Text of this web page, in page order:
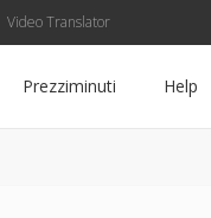
Video Translator
Prezziminuti Help